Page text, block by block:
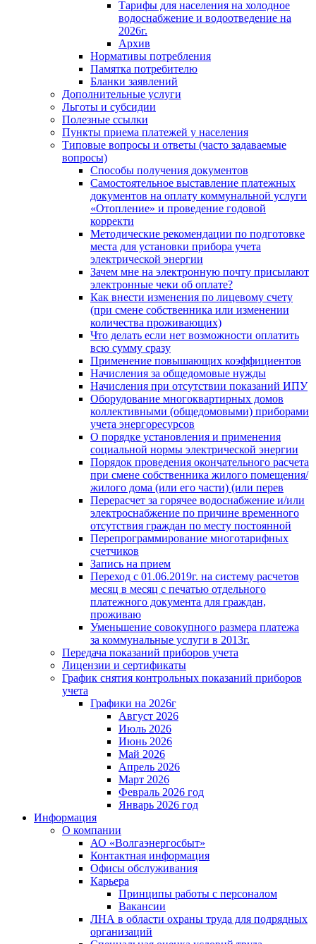
Тарифы для населения на холодное
водоснабжение и водоотведение на
2026г.
Архив
Нормативы потребления
Памятка потребителю
Бланки заявлений
Дополнительные услуги
Льготы и субсидии
Полезные ссылки
Пункты приема платежей у населения
Типовые вопросы и ответы (часто задаваемые
вопросы)
Способы получения документов
Самостоятельное выставление платежных
документов на оплату коммунальной услуги
«Отопление» и проведение годовой
корректи
Методические рекомендации по подготовке
места для установки прибора учета
электрической энергии
Зачем мне на электронную почту присылают
электронные чеки об оплате?
Как внести изменения по лицевому счету
(при смене собственника или изменении
количества проживающих)
Что делать если нет возможности оплатить
всю сумму сразу
Применение повышающих коэффициентов
Начисления за общедомовые нужды
Начисления при отсутствии показаний ИПУ
Оборудование многоквартирных домов
коллективными (общедомовыми) приборами
учета энергоресурсов
О порядке установления и применения
социальной нормы электрической энергии
Порядок проведения окончательного расчета
при смене собственника жилого помещения/
жилого дома (или его части) (или перев
Перерасчет за горячее водоснабжение и/или
электроснабжение по причине временного
отсутствия граждан по месту постоянной
Перепрограммирование многотарифных
счетчиков
Запись на прием
Переход с 01.06.2019г. на систему расчетов
месяц в месяц с печатью отдельного
платежного документа для граждан,
проживаю
Уменьшение совокупного размера платежа
за коммунальные услуги в 2013г.
Передача показаний приборов учета
Лицензии и сертификаты
График снятия контрольных показаний приборов
учета
Графики на 2026г
Август 2026
Июль 2026
Июнь 2026
Май 2026
Апрель 2026
Март 2026
Февраль 2026 год
Январь 2026 год
Информация
О компании
АО «Волгаэнергосбыт»
Контактная информация
Офисы обслуживания
Карьера
Принципы работы с персоналом
Вакансии
ЛНА в области охраны труда для подрядных
организаций